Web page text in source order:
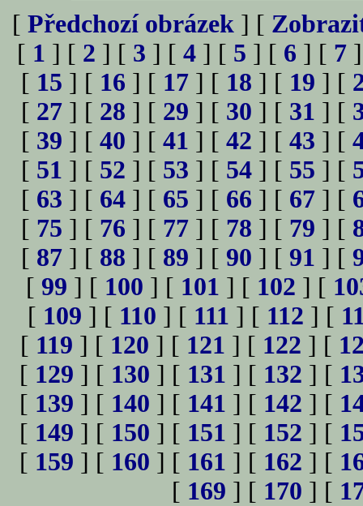
[ Předchozí obrázek ] [
[ 1 ] [ 2 ] [ 3 ] [ 4 ] [ 5 ] [ 6 ] [ 7
[ 15 ] [ 16 ] [ 17 ] [ 18 ] [ 19 ] [
[ 27 ] [ 28 ] [ 29 ] [ 30 ] [ 31 ] [
[ 39 ] [ 40 ] [ 41 ] [ 42 ] [ 43 ] [
[ 51 ] [ 52 ] [ 53 ] [ 54 ] [ 55 ] [
[ 63 ] [ 64 ] [ 65 ] [ 66 ] [ 67 ] [
[ 75 ] [ 76 ] [ 77 ] [ 78 ] [ 79 ] [
[ 87 ] [ 88 ] [ 89 ] [ 90 ] [ 91 ] [
[ 99 ] [ 100 ] [ 101 ] [ 102 ] [
[ 109 ] [ 110 ] [ 111 ] [ 112 ] [
[ 119 ] [ 120 ] [ 121 ] [ 122 ] [
[ 129 ] [ 130 ] [ 131 ] [ 132 ] [
[ 139 ] [ 140 ] [ 141 ] [ 142 ] [
[ 149 ] [ 150 ] [ 151 ] [ 152 ] [
[ 159 ] [ 160 ] [ 161 ] [ 162 ] [
[ 169 ] [ 170 ] [